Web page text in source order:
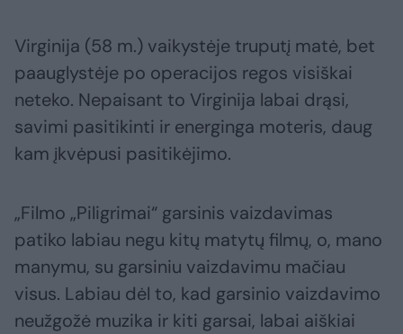
Virginija (58 m.) vaikystėje truputį matė, bet
paauglystėje po operacijos regos visiškai
neteko. Nepaisant to Virginija labai drąsi,
savimi pasitikinti ir energinga moteris, daug
kam įkvėpusi pasitikėjimo.
„Filmo „Piligrimai“ garsinis vaizdavimas
patiko labiau negu kitų matytų filmų, o, mano
manymu, su garsiniu vaizdavimu mačiau
visus. Labiau dėl to, kad garsinio vaizdavimo
neužgožė muzika ir kiti garsai, labai aiškiai